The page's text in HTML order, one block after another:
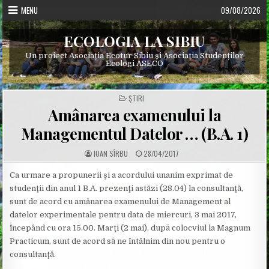
Skip
to
content
MENU 09/08/2026
ECOLOGIA LA SIBIU
Un proiect Asociația Ecotur Sibiu și Asociația Studenților
Ecologi ASECO
POSTED
IN
ŞTIRI
Amânarea examenului la
Managementul Datelor … (B.A. 1)
A
U
H
R
IOAN SÎRBU P
U
L
S
E
D
A
T
E
:
28/04/2017
Ca urmare a propunerii şi a acordului unanim exprimat de
studenţii din anul 1 B.A. prezenţi astăzi (28.04) la consultanţă,
sunt de acord cu amânarea examenului de Management al
datelor experimentale pentru data de miercuri, 3 mai 2017,
începând cu ora 15.00. Marţi (2 mai), după colocviul la Magnum
Practicum, sunt de acord să ne întâlnim din nou pentru o
consultanţă.